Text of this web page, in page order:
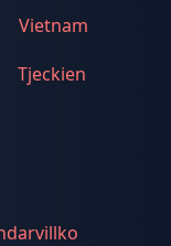
Vietnam
Tjeckien